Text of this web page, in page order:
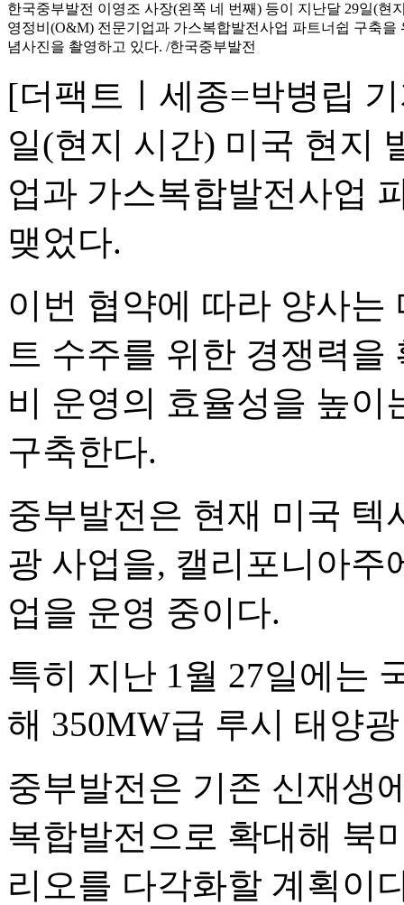
한국중부발전 이영조 사장(왼쪽 네 번째) 등이 지난달 29일(현
영정비(O&M) 전문기업과 가스복합발전사업 파트너쉽 구축을
념사진을 촬영하고 있다. /한국중부발전
[더팩트ㅣ세종=박병립
일(현지 시간) 미국 현지
업과 가스복합발전사업
맺었다.
이번 협약에 따라 양사는
트 수주를 위한 경쟁력을
비 운영의 효율성을 높이
구축한다.
중부발전은 현재 미국 텍
광 사업을, 캘리포니아주
업을 운영 중이다.
특히 지난 1월 27일에는
해 350MW급 루시 태양
중부발전은 기존 신재생
복합발전으로 확대해 북
리오를 다각화할 계획이